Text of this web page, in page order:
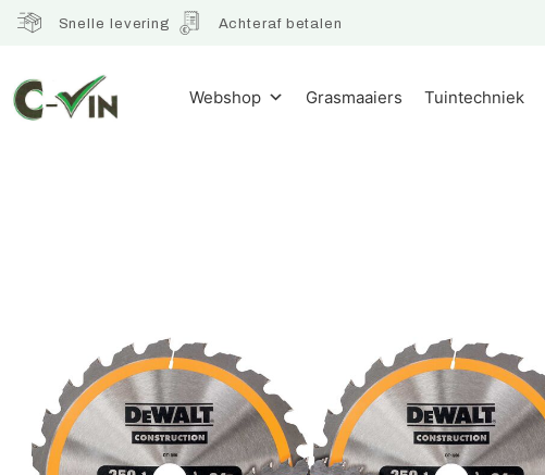
Snelle levering Achteraf betalen
Webshop Grasmaaiers Tuintechniek